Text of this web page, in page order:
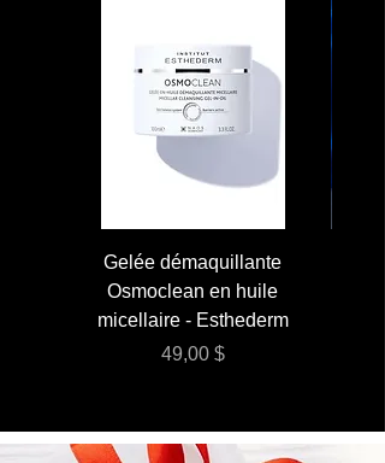
Gelée démaquillante
Osmoclean en huile
micellaire - Esthederm
Prix
49,00 $